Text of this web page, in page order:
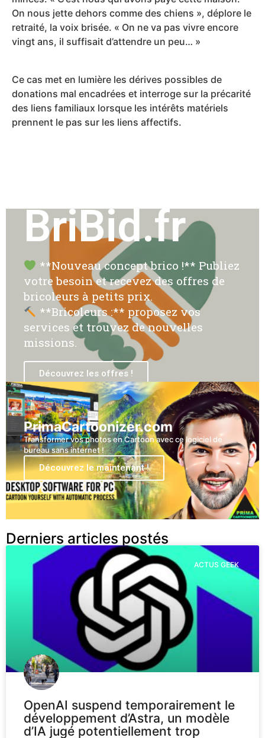
On nous jette dehors comme des chiens », déplore le
retraité, la voix brisée. « On ne va pas vivre encore
vingt ans, il suffisait d’attendre un peu… »
Ce cas met en lumière les dérives possibles de
donations mal encadrées et interroge sur la précarité
des liens familiaux lorsque les intérêts matériels
prennent le pas sur les liens affectifs.
BriBid.fr
**Nouveau concept brico !** Publiez
votre besoin et recevez des offres de
bricoleurs à petits prix.
**Bricoleurs :** proposez vos
services et trouvez de nouvelles
missions.
Découvrez les offres !
PrimaCartoonizer.com
Transformer vos photos en Cartoon avec ce logiciel de
bureau sans internet !
Découvrez le maintenant !
Derniers articles postés
ACTUS GEEK
OpenAI suspend temporairement le
développement d’Astra, un modèle
d’IA jugé potentiellement trop